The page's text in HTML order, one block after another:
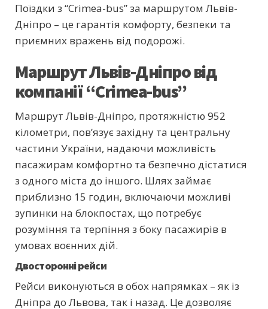
Поїздки з “Crimea-bus” за маршрутом Львів-
Дніпро – це гарантія комфорту, безпеки та
приємних вражень від подорожі.
Маршрут Львів-Дніпро від
компанії “Crimea-bus”
Маршрут Львів-Дніпро, протяжністю 952
кілометри, пов’язує західну та центральну
частини України, надаючи можливість
пасажирам комфортно та безпечно дістатися
з одного міста до іншого. Шлях займає
приблизно 15 годин, включаючи можливі
зупинки на блокпостах, що потребує
розуміння та терпіння з боку пасажирів в
умовах воєнних дій.
Двосторонні рейси
Рейси виконуються в обох напрямках – як із
Дніпра до Львова, так і назад. Це дозволяє